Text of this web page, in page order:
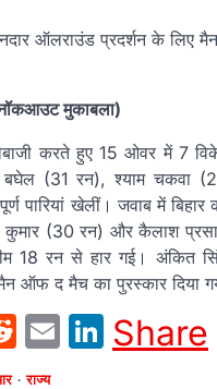
ऑलराउंड प्रदर्शन के लिए
मुकाबला)
करते हुए 15 ओवर में 7
बघेल (31 रन), श्याम चकवा
पारियां खेलीं। जवाब में बिहार
(30 रन) और कैलाश
18 रन से हार गई। अंकित
ऑफ द मैच का पुरस्कार दिया
Reddit
EmailShare
राज्य